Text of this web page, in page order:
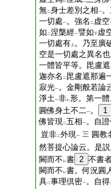
無二身士差別之相一
一切處一。強名 二 虚空
如 二涅槃經一譬如下虚
一切處有 上 。乃至廣
空是一切處之異名
一體皆平等。毘盧
迦亦名 二 毘盧遮那遍
寂光一。金剛般若論
淨土一非レ形。第一
圓佛身土不二一。
1
佛皆現二五相一。自
豈非二外現一 三 圓教
然菩提心論云。是説
闕而不 レ書 2 不書
闕而不 レ書。何況圓
具二事理倶密一。自得